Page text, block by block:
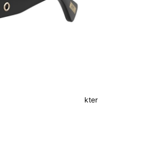
Visar 0-11 av 11 Produkter